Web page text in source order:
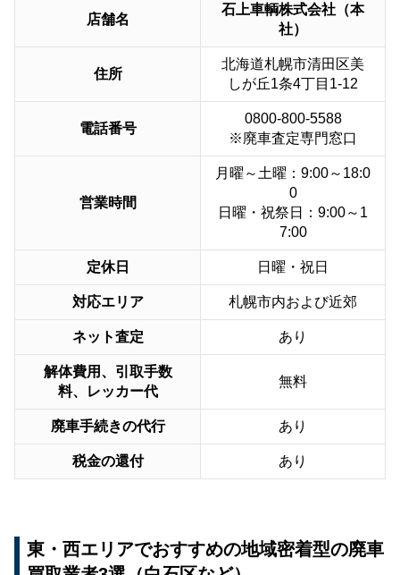
店舗名
石上車輌株式会社（本
社）
住所
北海道札幌市清田区美
しが丘1条4丁目1-12
電話番号
0800-800-5588
※廃車査定専門窓口
営業時間
月曜～土曜：9:00～18:0
0
日曜・祝祭日：9:00～1
7:00
定休日 日曜・祝日
対応エリア 札幌市内および近郊
ネット査定 あり
解体費用、引取手数
料、レッカー代
無料
廃車手続きの代行 あり
税金の還付 あり
東・西エリアでおすすめの地域密着型の廃車